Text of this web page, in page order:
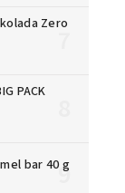
Zero
PACK
bar 40 g